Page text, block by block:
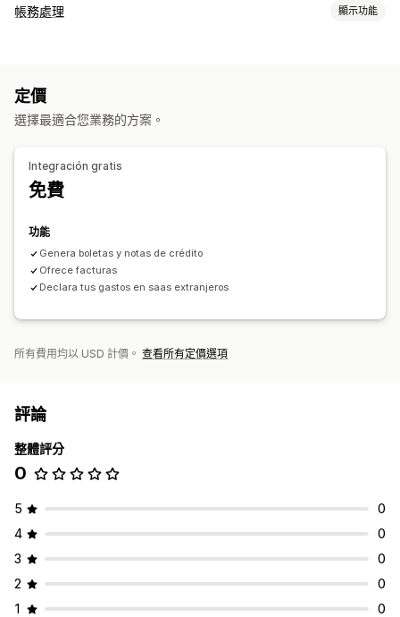
文件類型
計算稅額
帳務處理 顯示功能
資料自動同步處理
支付款項
定價
選擇最適合您業務的方案。
Integración gratis
免費
功能
Genera boletas y notas de crédito
Ofrece facturas
Declara tus gastos en saas extranjeros
所有費用均以 USD 計價。 查看所有定價選項
評論
整體評分
0
5
0
4
0
3
0
2
0
1
0